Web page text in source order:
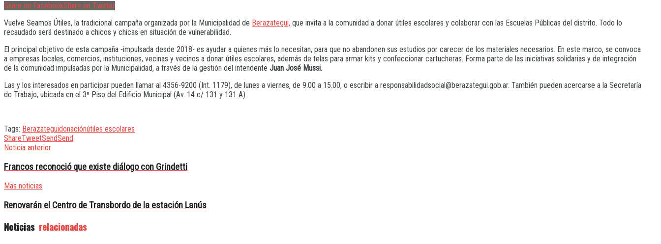
Share on FacebookShare on Twitter
Vuelve Seamos Útiles, la tradicional campaña organizada por la Municipalidad de Berazategui, que invita a la comunidad a donar útiles escolares y colaborar con las Escuelas Públicas del distrito. Todo lo
recaudado será destinado a chicos y chicas en situación de vulnerabilidad.
El principal objetivo de esta campaña -impulsada desde 2018- es ayudar a quienes más lo necesitan, para que no abandonen sus estudios por carecer de los materiales necesarios. En este marco, se convoca
a empresas locales, comercios, instituciones, vecinas y vecinos a donar útiles escolares, además de telas para armar kits y confeccionar cartucheras. Forma parte de las iniciativas solidarias y de integración
de la comunidad impulsadas por la Municipalidad, a través de la gestión del intendente Juan José Mussi.
Las y los interesados en participar pueden llamar al 4356-9200 (Int. 1179), de lunes a viernes, de 9.00 a 15.00, o escribir a responsabilidadsocial@berazategui.gob.ar. También pueden acercarse a la Secretaría
de Trabajo, ubicada en el 3º Piso del Edificio Municipal (Av. 14 e/ 131 y 131 A).
Tags: Berazateguidonaciónútiles escolares
ShareTweetSendSend
Noticia anterior
Francos reconoció que existe diálogo con Grindetti
Mas noticias
Renovarán el Centro de Transbordo de la estación Lanús
Noticias relacionadas